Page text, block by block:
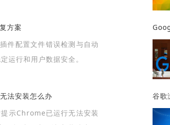
跨设备浏览体验。
方案
件配置文件错误检测与自动
运行和用户数据安全。
法安装怎么办
示Chrome已运行无法安装
谷歌